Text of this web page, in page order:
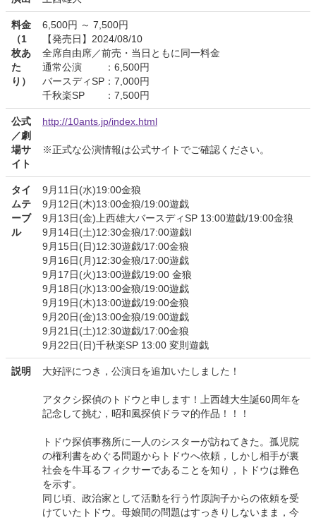
料金
（1
枚あ
た
り）
6,500円 ～ 7,500円
【発売日】2024/08/10
全席自由席／前売・当日ともに同一料金
通常公演 ：6,500円
バースディSP：7,000円
千秋楽SP ：7,500円
公式
／劇
場サ
イト
http://10ants.jp/index.html
※正式な公演情報は公式サイトでご確認ください。
タイ
ムテ
ーブ
ル
9月11日(水)19:00金狼
9月12日(木)13:00金狼/19:00遊戯
9月13日(金)上西雄大バースディSP 13:00遊戯/19:00金狼
9月14日(土)12:30金狼/17:00遊戯I
9月15日(日)12:30遊戯/17:00金狼
9月16日(月)12:30金狼/17:00遊戯
9月17日(火)13:00遊戯/19:00 金狼
9月18日(水)13:00金狼/19:00遊戯
9月19日(木)13:00遊戯/19:00金狼
9月20日(金)13:00金狼/19:00遊戯
9月21日(土)12:30遊戯/17:00金狼
9月22日(日)千秋楽SP 13:00 変則遊戯
説明 大好評につき，公演日を追加いたしました！
アタクシ探偵のトドウと申します！上西雄大生誕60周年を
記念して挑む，昭和風探偵ドラマ的作品！！！
トドウ探偵事務所に一人のシスターが訪ねてきた。孤児院
の権利書をめぐる問題からトドウへ依頼，しかし相手が裏
社会を牛耳るフィクサーであることを知り，トドウは難色
を示す。
同じ頃、政治家として活動を行う竹原詢子からの依頼を受
けていたトドウ。母娘間の問題はすっきりしないまま，今